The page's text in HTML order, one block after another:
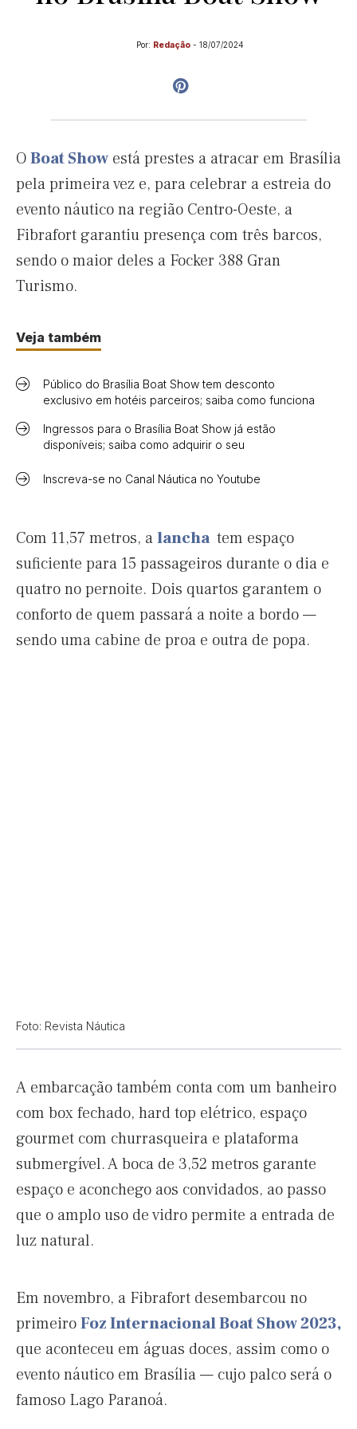
Por: Redação - 18/07/2024
OBoat Show está prestes a atracar em Brasília
pela primeira vez e, para celebrar a estreia do
evento náutico na região Centro-Oeste, a
Fibrafort garantiu presença com três barcos,
sendo o maior deles a Focker 388 Gran
Turismo.
Veja também
Público do Brasília Boat Show tem desconto
exclusivo em hotéis parceiros; saiba como funciona
Ingressos para o Brasília Boat Show já estão
disponíveis; saiba como adquirir o seu
Inscreva-se no Canal Náutica no Youtube
Com 11,57 metros, alancha tem espaço
suficiente para 15 passageiros durante o dia e
quatro no pernoite. Dois quartos garantem o
conforto de quem passará a noite a bordo —
sendo uma cabine de proa e outra de popa.
Foto: Revista Náutica
A embarcação também conta com um banheiro
com box fechado, hard top elétrico, espaço
gourmet com churrasqueira e plataforma
submergível. A boca de 3,52 metros garante
espaço e aconchego aos convidados, ao passo
que o amplo uso de vidro permite a entrada de
luz natural.
Em novembro, a Fibrafort desembarcou no
primeiroFoz Internacional Boat Show 2023,
que aconteceu em águas doces, assim como o
evento náutico em Brasília — cujo palco será o
famoso Lago Paranoá.